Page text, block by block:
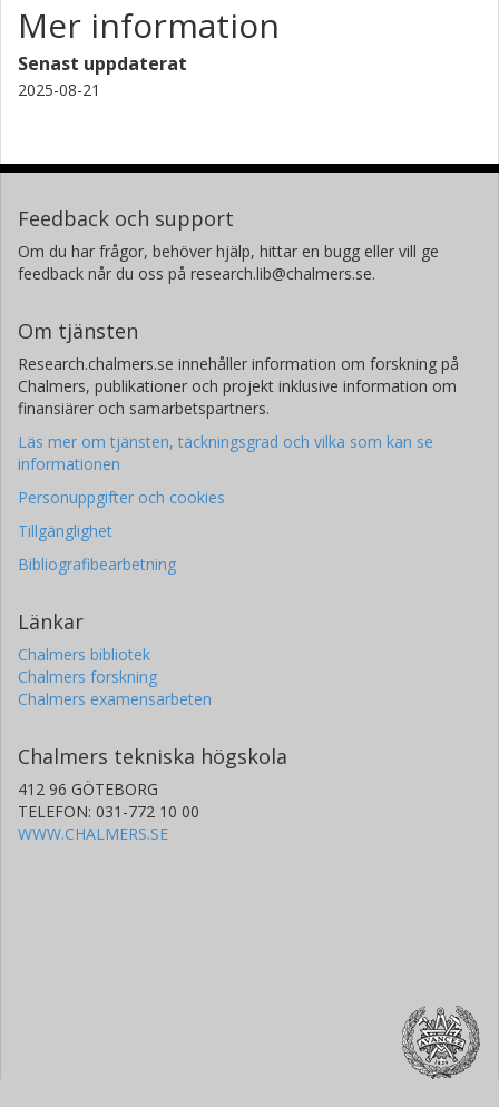
Mer information
Senast uppdaterat
2025-08-21
Feedback och support
Om du har frågor, behöver hjälp, hittar en bugg eller vill ge
feedback når du oss på research.lib@chalmers.se.
Om tjänsten
Research.chalmers.se innehåller information om forskning på
Chalmers, publikationer och projekt inklusive information om
finansiärer och samarbetspartners.
Läs mer om tjänsten, täckningsgrad och vilka som kan se
informationen
Personuppgifter och cookies
Tillgänglighet
Bibliografibearbetning
Länkar
Chalmers bibliotek
Chalmers forskning
Chalmers examensarbeten
Chalmers tekniska högskola
412 96 GÖTEBORG
TELEFON: 031-772 10 00
WWW.CHALMERS.SE